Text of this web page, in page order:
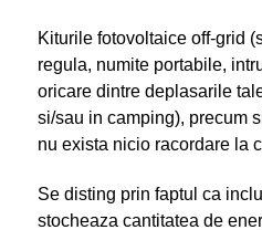
Kiturile fotovoltaice off-grid
regula, numite portabile,
oricare dintre deplasarile
si/sau in camping), precum
nu exista nicio racordare la
Se disting prin faptul ca
stocheaza cantitatea de